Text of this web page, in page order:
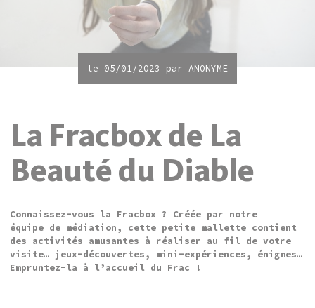
le 05/01/2023 par ANONYME
La Fracbox de La
Beauté du Diable
Connaissez-vous la Fracbox ? Créée par notre
équipe de médiation, cette petite mallette contient
des activités amusantes à réaliser au fil de votre
visite… jeux-découvertes, mini-expériences, énigmes…
Empruntez-la à l’accueil du Frac !